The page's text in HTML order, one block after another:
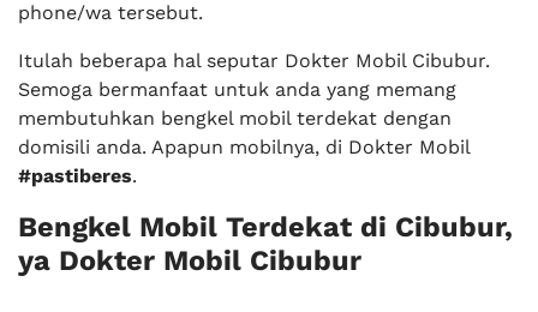
phone/wa tersebut.
Itulah beberapa hal seputar Dokter Mobil Cibubur.
Semoga bermanfaat untuk anda yang memang
membutuhkan bengkel mobil terdekat dengan
domisili anda. Apapun mobilnya, di Dokter Mobil
#pastiberes.
Bengkel Mobil Terdekat di Cibubur,
ya Dokter Mobil Cibubur